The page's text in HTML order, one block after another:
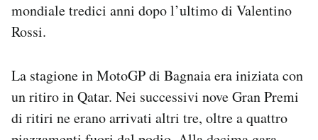
mondiale tredici anni dopo l’ultimo di Valentino
Rossi.
La stagione in MotoGP di Bagnaia era iniziata con
un ritiro in Qatar. Nei successivi nove Gran Premi
di ritiri ne erano arrivati altri tre, oltre a quattro